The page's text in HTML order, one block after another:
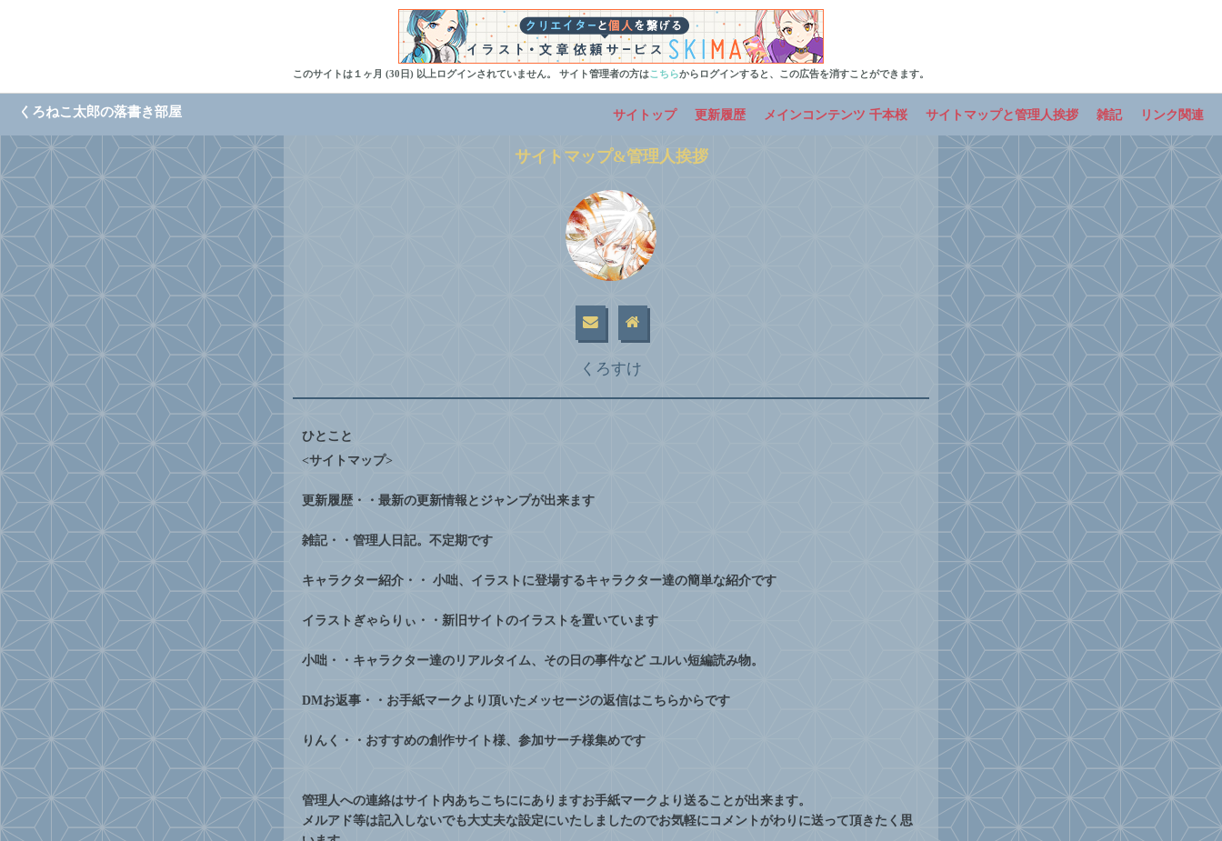
このサイトは１ヶ月 (30日) 以上ログインされていません。 サイト管理者の方はこちらからログインすると、この広告を消すことができます。
くろねこ太郎の落書き部屋 サイトップ 更新履歴 メインコンテンツ 千本桜 サイトマップと管理人挨拶 雑記 リンク関連
サイトマップ&管理人挨拶
くろすけ
ひとこと
<サイトマップ>
更新履歴・・最新の更新情報とジャンプが出来ます
雑記・・管理人日記。不定期です
キャラクター紹介・・ 小咄、イラストに登場するキャラクター達の簡単な紹介です
イラストぎゃらりぃ・・新旧サイトのイラストを置いています
小咄・・キャラクター達のリアルタイム、その日の事件など ユルい短編読み物。
DMお返事・・お手紙マークより頂いたメッセージの返信はこちらからです
りんく・・おすすめの創作サイト様、参加サーチ様集めです
管理人への連絡はサイト内あちこちににありますお手紙マークより送ることが出来ます。
メルアド等は記入しないでも大丈夫な設定にいたしましたのでお気軽にコメントがわりに送って頂きたく思